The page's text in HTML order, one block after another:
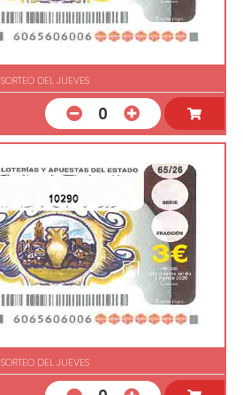
SORTEO DEL JUEVES
0
10290
SORTEO DEL JUEVES